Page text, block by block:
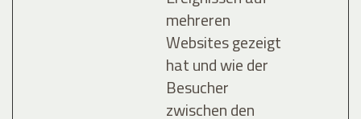
mehreren
Websites gezeigt
hat und wie der
Besucher
zwischen den